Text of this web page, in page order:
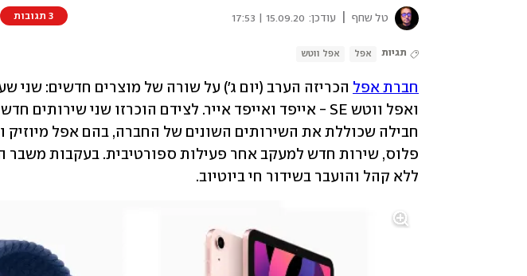
טל שחף עודכן: 15.09.20 | 17:53 3 תגובות
תגיות אפל אפל ווטש
חברת אפל
חבילה שכוללת את השירותים השונים של החברה, בהם אפל מיוזיק ו
ללא קהל והועבר בשידור חי ביוטיוב.